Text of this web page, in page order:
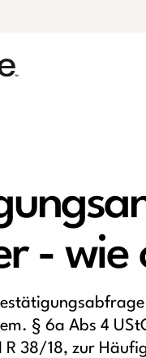
- wie
§ 6a Abs 4
R 38/18, zur